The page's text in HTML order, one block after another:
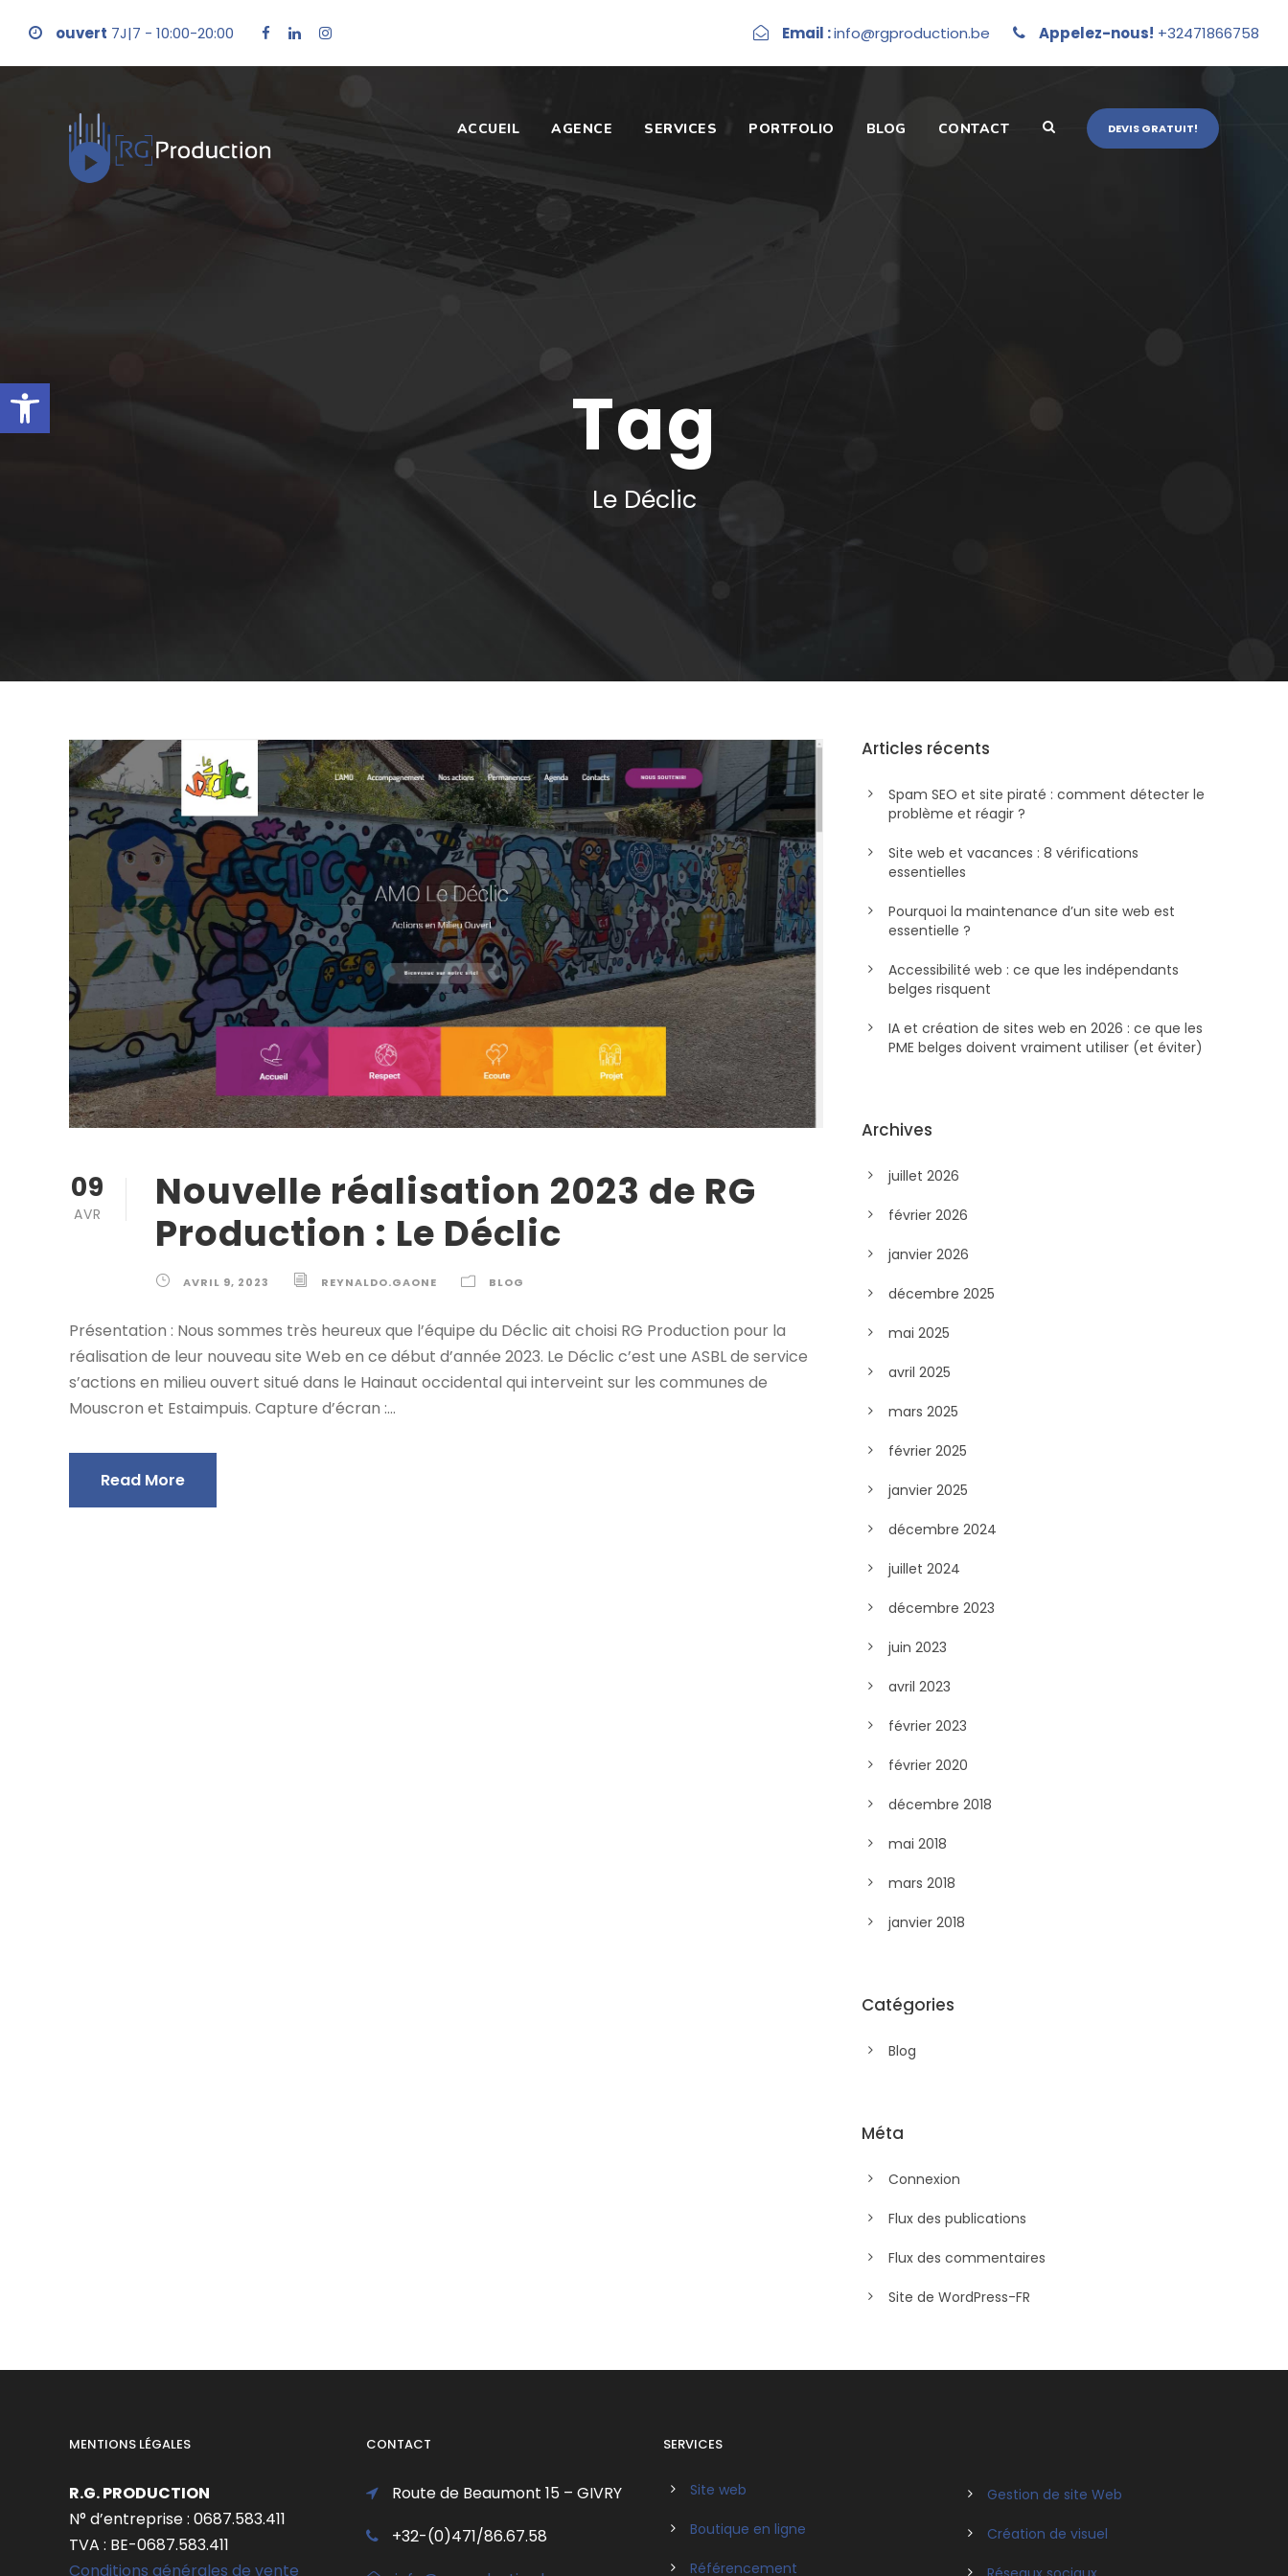
Ouvrir la barre d’outils
ouvert 7J|7 - 10:00-20:00 Email :info@rgproduction.be Appelez-nous! +32471866758
ACCUEIL AGENCE SERVICES PORTFOLIO BLOG CONTACT DEVIS GRATUIT!
Tag
Le Déclic
09
AVR
Nouvelle réalisation 2023 de RG
Production : Le Déclic
AVRIL 9, 2023 REYNALDO.GAONE BLOG
Présentation : Nous sommes très heureux que l’équipe du Déclic ait choisi RG Production pour la
réalisation de leur nouveau site Web en ce début d’année 2023. Le Déclic c’est une ASBL de service
s’actions en milieu ouvert situé dans le Hainaut occidental qui interveint sur les communes de
Mouscron et Estaimpuis. Capture d’écran :...
Read More
Articles récents
Spam SEO et site piraté : comment détecter le
problème et réagir ?
Site web et vacances : 8 vérifications
essentielles
Pourquoi la maintenance d’un site web est
essentielle ?
Accessibilité web : ce que les indépendants
belges risquent
IA et création de sites web en 2026 : ce que les
PME belges doivent vraiment utiliser (et éviter)
Archives
juillet 2026
février 2026
janvier 2026
décembre 2025
mai 2025
avril 2025
mars 2025
février 2025
janvier 2025
décembre 2024
juillet 2024
décembre 2023
juin 2023
avril 2023
février 2023
février 2020
décembre 2018
mai 2018
mars 2018
janvier 2018
Catégories
Blog
Méta
Connexion
Flux des publications
Flux des commentaires
Site de WordPress-FR
MENTIONS LÉGALES
R.G. PRODUCTION
N° d’entreprise : 0687.583.411
TVA : BE-0687.583.411
Conditions générales de vente
CONTACT
Route de Beaumont 15 – GIVRY
+32-(0)471/86.67.58
SERVICES
Site web
Boutique en ligne
Référencement
Gestion de site Web
Création de visuel